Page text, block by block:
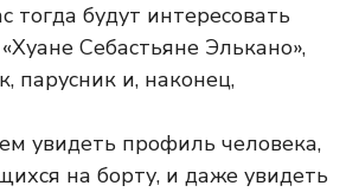
тогда будут интересовать
Себастьяне Элькано»,
парусник и, наконец,
увидеть профиль человека,
на борту, и даже увидеть